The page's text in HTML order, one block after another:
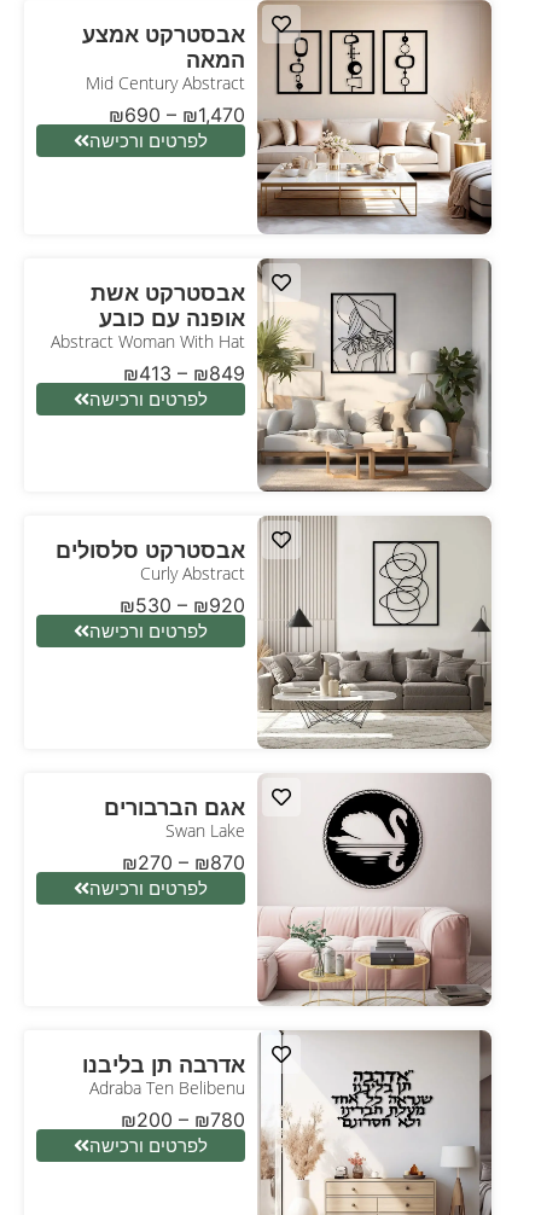
אבסטרקט אמצע
המאה
Mid Century Abstract
₪690 – ₪1,470
לפרטים ורכישה
אבסטרקט אשת
אופנה עם כובע
Abstract Woman With Hat
₪413 – ₪849
לפרטים ורכישה
אבסטרקט סלסולים
Curly Abstract
₪530 – ₪920
לפרטים ורכישה
אגם הברבורים
Swan Lake
₪270 – ₪870
לפרטים ורכישה
אדרבה תן בליבנו
Adraba Ten Belibenu
₪200 – ₪780
לפרטים ורכישה